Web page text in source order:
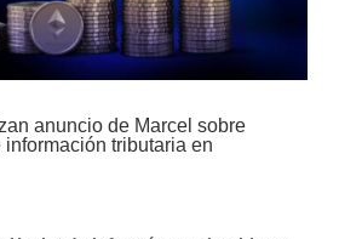
anuncio de Marcel sobre
información tributaria en